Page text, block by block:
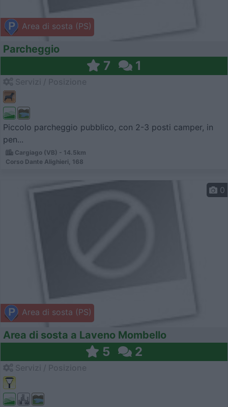
Area di sosta (PS)
Parcheggio
7 1
Piccolo parcheggio pubblico, con 2-3 posti camper, in
pen...
Cargiago (VB) - 14.5km
Corso Dante Alighieri, 168
Area di sosta (PS)
0
Area di sosta a Laveno Mombello
5 2